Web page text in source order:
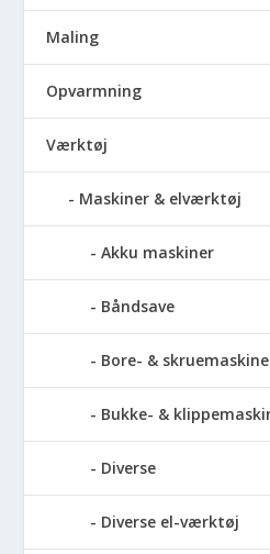
Maling
Opvarmning
Værktøj
Maskiner & elværktøj
Akku maskiner
Båndsave
Bore- &
Bukke- &
Diverse
Diverse el-værktøj